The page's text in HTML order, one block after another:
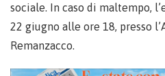
sociale. In caso di maltempo,
22 giugno alle ore 18, presso
Remanzacco.